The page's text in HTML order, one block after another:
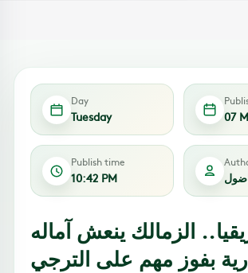
Day
Tuesday 07
Publish time
10:42 PM
الزمالك ينعش آماله
بفوز مهم على الترجي